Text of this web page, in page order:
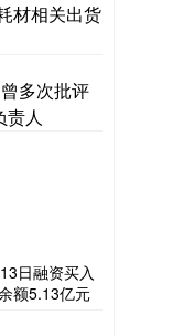
材相关出货
多次批评
责人
日融资买入
额5.13亿元